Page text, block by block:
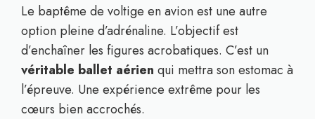
Le baptême de voltige en avion est une autre
option pleine d’adrénaline. L’objectif est
d’enchaîner les figures acrobatiques. C’est un
véritable ballet aérien qui mettra son estomac à
l’épreuve. Une expérience extrême pour les
cœurs bien accrochés.